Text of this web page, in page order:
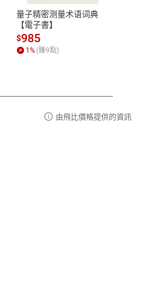
假日及例假日休息)
量子精密测量术语词典
【電子書】
$985
1% (賺9點)
由飛比價格提供的資訊